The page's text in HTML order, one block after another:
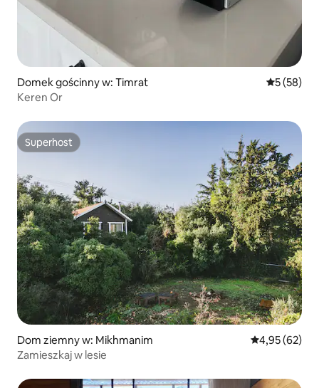
Domek gościnny w: Timrat Średnia
5 (58)
Keren Or
Superhost
Superhost
Dom ziemny w: Mikhmanim Średnia
4,95 (62)
Zamieszkaj w lesie